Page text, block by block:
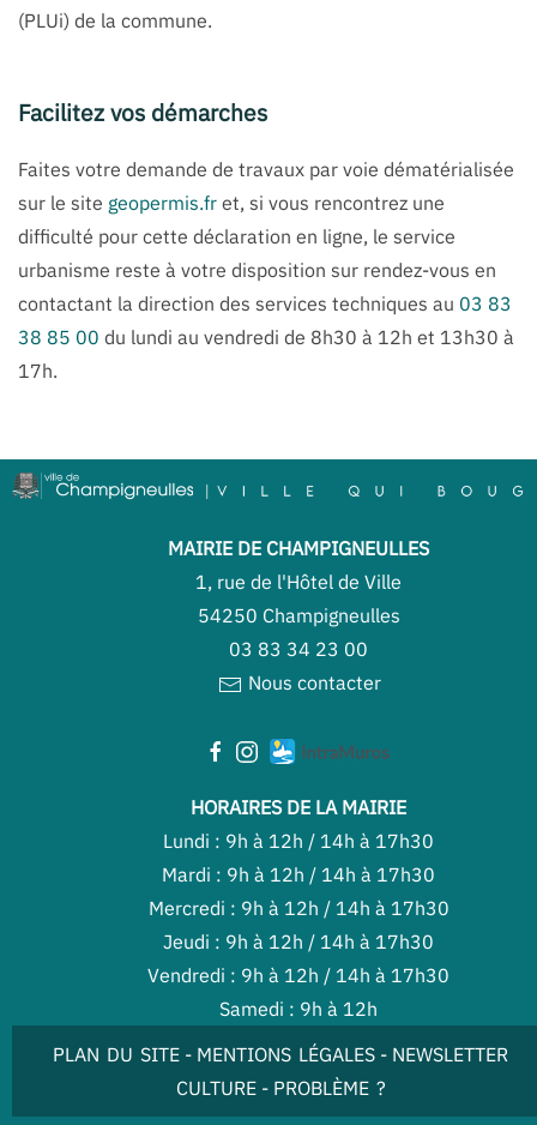
(PLUi) de la commune.
Facilitez vos démarches
Faites votre demande de travaux par voie dématérialisée
sur le site geopermis.fr et, si vous rencontrez une
difficulté pour cette déclaration en ligne, le service
urbanisme reste à votre disposition sur rendez-vous en
contactant la direction des services techniques au 03 83
38 85 00 du lundi au vendredi de 8h30 à 12h et 13h30 à
17h.
MAIRIE DE CHAMPIGNEULLES
1, rue de l'Hôtel de Ville
54250 Champigneulles
03 83 34 23 00
Nous contacter
HORAIRES DE LA MAIRIE
Lundi : 9h à 12h / 14h à 17h30
Mardi : 9h à 12h / 14h à 17h30
Mercredi : 9h à 12h / 14h à 17h30
Jeudi : 9h à 12h / 14h à 17h30
Vendredi : 9h à 12h / 14h à 17h30
Samedi : 9h à 12h
PLAN DU SITE - MENTIONS LÉGALES - NEWSLETTER
CULTURE- PROBLÈME ?